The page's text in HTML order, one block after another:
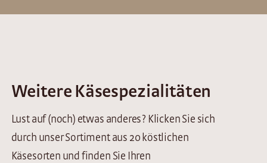
Weitere Käsespezialitäten
Lust auf (noch) etwas anderes? Klicken Sie sich
durch unser Sortiment aus 20 köstlichen
Käsesorten und finden Sie Ihren